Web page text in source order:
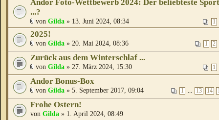
Andor Foto-Wettbewerb 2024: Der beliebteste Sport
...?
1
von Gilda » 13. Juni 2024, 08:34
2025!
1 2
von Gilda » 20. Mai 2024, 08:36
Zurück aus dem Winterschlaf ...
1
von Gilda » 27. März 2024, 15:30
Andor Bonus-Box
1 ... 13 14
von Gilda » 5. September 2017, 09:04
Frohe Ostern!
von Gilda » 1. April 2024, 08:49